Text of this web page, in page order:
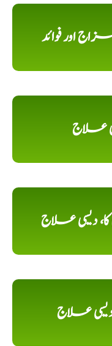
اور فوائد
علاج
دیسی علاج
علاج